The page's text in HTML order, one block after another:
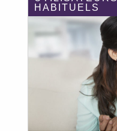
HABITUELS